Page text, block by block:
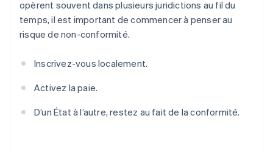
opèrent souvent dans plusieurs juridictions au fil du
temps, il est important de commencer à penser au
risque de non-conformité.
Inscrivez-vous localement.
Activez la paie.
D’un État à l’autre, restez au fait de la conformité.